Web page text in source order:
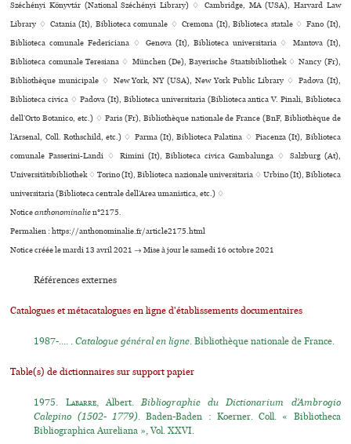
Széchényi Könyvtár (National Széchényi Library) ♢ Cambridge, MA (USA), Harvard Law
Library ♢ Catania (It), Biblioteca comunale ♢ Cremona (It), Biblioteca sta­tale ♢ Fano (It),
Biblioteca comu­nale Federiciana ♢ Genova (It), Biblioteca uni­ver­si­ta­ria ♢ Mantova (It),
Biblioteca comu­nale Teresiana ♢ München (De), Bayerische Staatsbibliothek ♢ Nancy (Fr),
Bibliothèque muni­ci­pale ♢ New York, NY (USA), New York Public Library ♢ Padova (It),
Biblioteca civica ♢ Padova (It), Biblioteca uni­ver­si­ta­ria (Biblioteca antica V. Pinali, Biblioteca
dell’Orto Botanico, etc.) ♢ Paris (Fr), Bibliothèque nationale de France (BnF, Bibliothèque de
l’Arsenal, Coll. Rothschild, etc.) ♢ Parma (It), Biblioteca Palatina ♢ Piacenza (It), Biblioteca
comu­nale Passerini-Landi ♢ Rimini (It), Biblioteca civica Gambalunga ♢ Salzburg (At),
Universitätsbibliothek ♢ Torino (It), Biblioteca nazio­nale uni­ver­si­ta­ria ♢ Urbino (It), Biblioteca
uni­ver­si­ta­ria (Biblioteca cen­trale dell’Area uma­nis­tica, etc.) ♢
Noticeanthonominalien°2175.
Permalien : https://anthonominalie.fr/article2175.html
Notice créée le mardi 13 avril 2021 → Mise à jour le samedi 16 octobre 2021
Références externes
Catalogues et métacatalogues en ligne d'établissements documentaires
1987-.... .Catalogue général en ligne. Bibliothèque nationale de France.
Table(s) de dictionnaires sur support papier
1975. Labarre, Albert.Bibliographie du Dictionarium d’Ambrogio
Calepino (1502- 1779). Baden-Baden : Koerner. Coll. « Bibliotheca
Bibliographica Aureliana », Vol. XXVI.